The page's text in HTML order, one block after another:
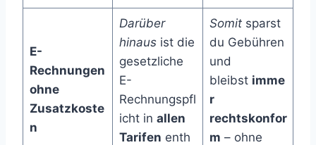
E-
Rechnungen
ohne
Zusatzkoste
n
Darüber
hinausist die
gesetzliche
E-
Rechnungspfl
icht in allen
Tarifen enth
Somitsparst
du Gebühren
und
bleibst imme
r
rechtskonfor
m – ohne